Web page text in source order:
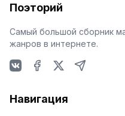
Поэторий
Самый большой сборник
жанров в интернете.
Навигация